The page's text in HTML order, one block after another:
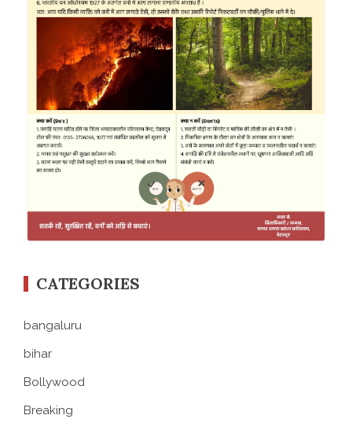
CATEGORIES
bangaluru
bihar
Bollywood
Breaking